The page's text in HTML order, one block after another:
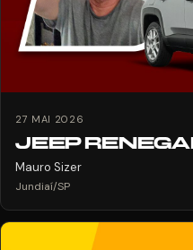
27 MAI 2026
JEEP
Mauro Sizer
Jundiaí/SP